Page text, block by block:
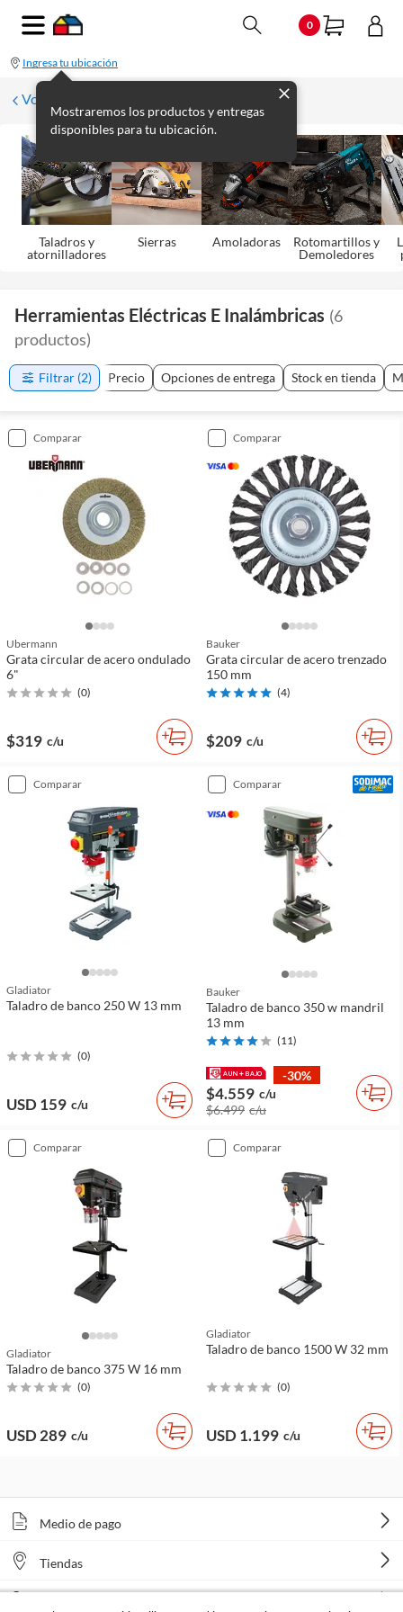
0
Ingresa tu ubicación
Mostraremos los productos y entregas
disponibles para tu ubicación.
Volver
Taladros y
atornilladores
Sierras Amoladoras
Rotomartillos y
Demoledores
Herramientas Eléctricas E Inalámbricas (6
productos)
Filtrar (2) Precio Opciones de entrega Stock en tienda
comparar
Ubermann
Grata circular de acero ondulado
6"
(0)
$319 c/u
comparar
Bauker
Grata circular de acero trenzado
150 mm
(4)
$209 c/u
comparar
Gladiator
Taladro de banco 250 W 13 mm
(0)
USD 159 c/u
comparar
Bauker
Taladro de banco 350 w mandril
13 mm
(11)
-30%
$4.559 c/u
$6.499 c/u
comparar
Gladiator
Taladro de banco 375 W 16 mm
(0)
USD 289 c/u
comparar
Gladiator
Taladro de banco 1500 W 32 mm
(0)
USD 1.199 c/u
Medio de pago
Tiendas